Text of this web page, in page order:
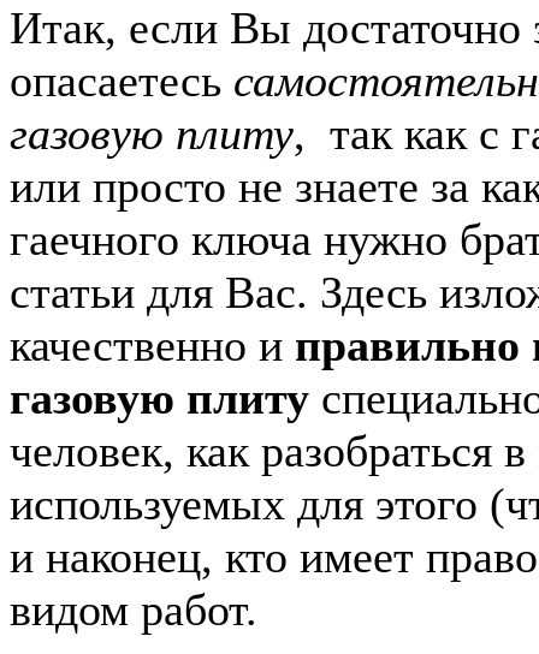
Итак, если Вы достаточно
опасаетесь
газовую плиту, так как с
или просто не знаете за
гаечного ключа нужно
статьи для Вас. Здесь
качественно и правильно
газовую плиту
человек, как разобраться
используемых для этого
и наконец, кто имеет
видом работ.